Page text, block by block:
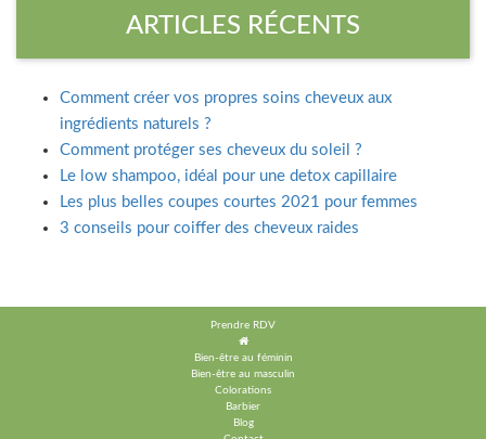
ARTICLES RÉCENTS
Comment créer vos propres soins cheveux aux
ingrédients naturels ?
Comment protéger ses cheveux du soleil ?
Le low shampoo, idéal pour une detox capillaire
Les plus belles coupes courtes 2021 pour femmes
3 conseils pour coiffer des cheveux raides
Prendre RDV
Bien-être au féminin
Bien-être au masculin
Colorations
Barbier
Blog